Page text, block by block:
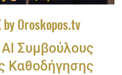
Oroskopos.tv
Συμβούλους
Καθοδήγησης